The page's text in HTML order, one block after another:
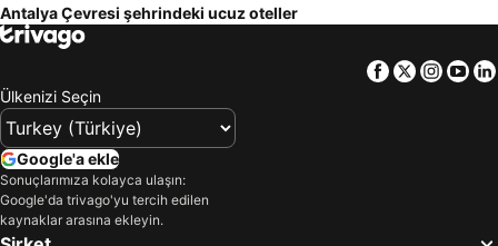
Algora Halal Hotel
Diamond Hill Resort Hotel
The Land Of Legends Nickelodeon Hotel Antalya
Lykia World Antalya
Voyage Belek Golf & Spa
Armas Gul Beach
Nashira City Resort Hotel
Orange County Belek
Antalya Çevresi şehrindeki ucuz oteller
Facebook
Twitter
Ülkenizi Seçin
Google'a ekle
Sonuçlarımıza kolayca ulaşın:
Google'da trivago'yu tercih edilen
kaynaklar arasına ekleyin.